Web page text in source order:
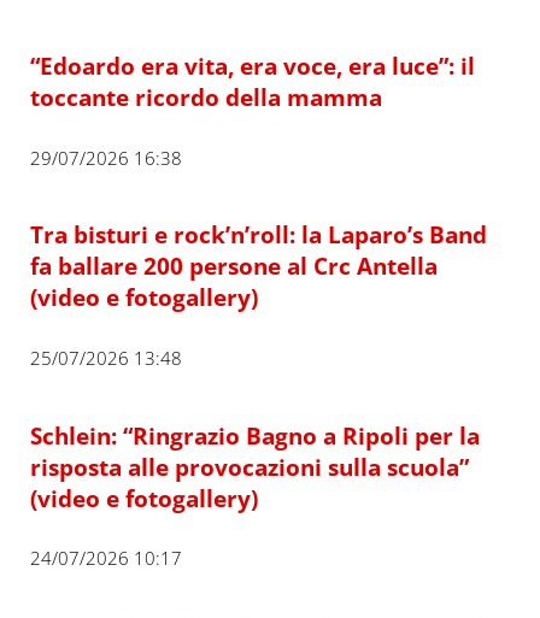
“Edoardo era vita, era voce, era luce”: il
toccante ricordo della mamma
29/07/2026 16:38
Tra bisturi e rock’n’roll: la Laparo’s Band
fa ballare 200 persone al Crc Antella
(video e fotogallery)
25/07/2026 13:48
Schlein: “Ringrazio Bagno a Ripoli per la
risposta alle provocazioni sulla scuola”
(video e fotogallery)
24/07/2026 10:17